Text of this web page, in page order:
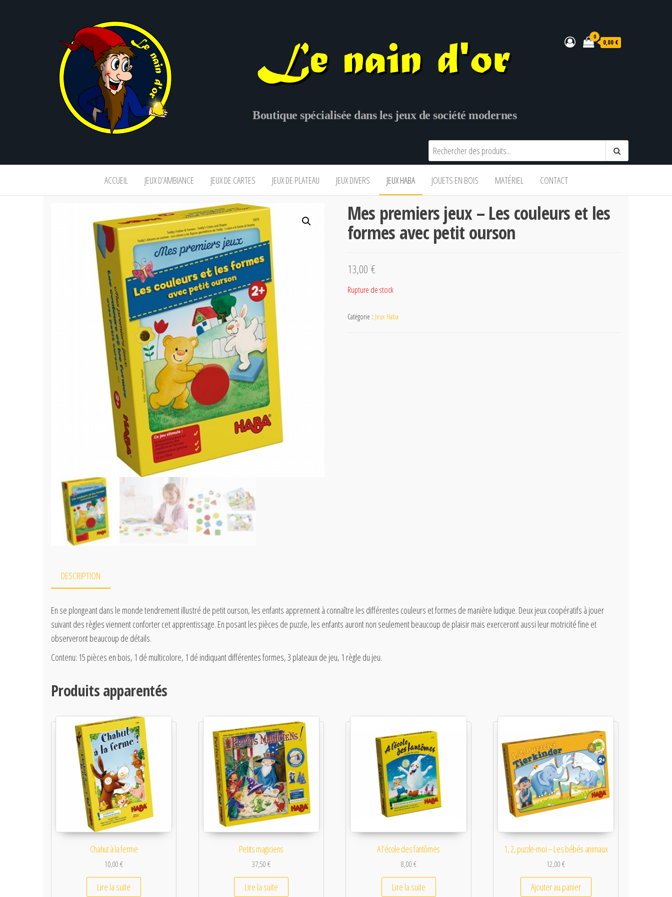
Boutique spécialisée dans les jeux de société modernes
0
0,00 €
ACCUEIL JEUX D’AMBIANCE JEUX DE CARTES JEUX DE PLATEAU JEUX DIVERS JEUX HABA JOUETS EN BOIS MATÉRIEL CONTACT
Mes premiers jeux – Les couleurs et les
formes avec petit ourson
13,00 €
Rupture de stock
Catégorie : Jeux Haba
DESCRIPTION
En se plongeant dans le monde tendrement illustré de petit ourson, les enfants apprennent à connaître les différentes couleurs et formes de manière ludique. Deux jeux coopératifs à jouer
suivant des règles viennent conforter cet apprentissage. En posant les pièces de puzzle, les enfants auront non seulement beaucoup de plaisir mais exerceront aussi leur motricité fine et
observeront beaucoup de détails.
Contenu: 15 pièces en bois, 1 dé multicolore, 1 dé indiquant différentes formes, 3 plateaux de jeu, 1 règle du jeu.
Produits apparentés
Chahut à la ferme
10,00€
Lire la suite
Petits magiciens
37,50€
Lire la suite
A l’école des fantômes
8,00€
Lire la suite
1, 2, puzzle-moi – Les bébés animaux
12,00€
Ajouter au panier